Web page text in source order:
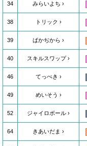
34 みらいよち
38 トリック
39 ばかぢから
40 スキルスワップ
46 てっぺき
49 めいそう
52 ジャイロボール
64 きあいだま